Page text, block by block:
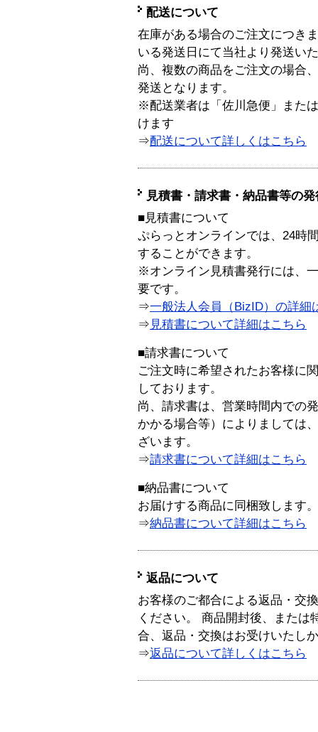
配送について
在庫がある場合のご注文につき
いる発送日にて当社より発送い
尚、複数の商品をご注文の場合
発送となります。
※配送業者は「佐川急便」また
けます
⇒配送について詳しくはこちら
見積書・請求書・納品書等の
■見積書について
ぷらっとオンラインでは、24時
することができます。
※オンライン見積書発行には、
要です。
⇒一般法人会員（BizID）の詳細
⇒ 見積書について詳細はこちら
■請求書について
ご注文時に希望されたお客様に
しております。
尚、請求書は、営業時間内での
かかる場合等）によりましては
ざいます。
⇒請求書について詳細はこちら
■納品書について
お届けする商品に同梱致します。
⇒納品書について詳細はこちら
返品について
お客様のご都合による返品・交
ください。 商品開封後、または
合、返品・交換はお受けいたし
⇒返品について詳しくはこちら